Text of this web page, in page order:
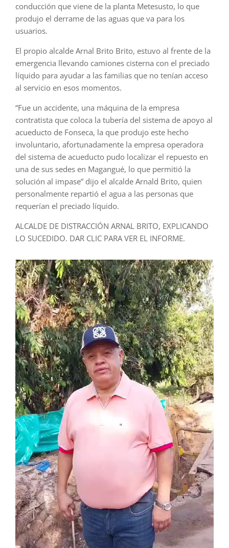
conducción que viene de la planta Metesusto, lo que
produjo el derrame de las aguas que va para los
usuarios.
El propio alcalde Arnal Brito Brito, estuvo al frente de la
emergencia llevando camiones cisterna con el preciado
líquido para ayudar a las familias que no tenían acceso
al servicio en esos momentos.
“Fue un accidente, una máquina de la empresa
contratista que coloca la tubería del sistema de apoyo al
acueducto de Fonseca, la que produjo este hecho
involuntario, afortunadamente la empresa operadora
del sistema de acueducto pudo localizar el repuesto en
una de sus sedes en Magangué, lo que permitió la
solución al impase” dijo el alcalde Arnald Brito, quien
personalmente repartió el agua a las personas que
requerían el preciado líquido.
ALCALDE DE DISTRACCIÓN ARNAL BRITO, EXPLICANDO
LO SUCEDIDO. DAR CLIC PARA VER EL INFORME.